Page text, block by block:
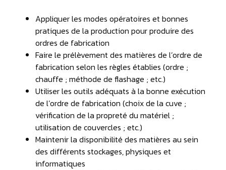
Appliquer les modes opératoires et bonnes
pratiques de la production pour produire des
ordres de fabrication
Faire le prélèvement des matières de l’ordre de
fabrication selon les règles établies (ordre ;
chauffe ; méthode de flashage ; etc.)
Utiliser les outils adéquats à la bonne exécution
de l’ordre de fabrication (choix de la cuve ;
vérification de la propreté du matériel ;
utilisation de couvercles ; etc.)
Maintenir la disponibilité des matières au sein
des différents stockages, physiques et
informatiques